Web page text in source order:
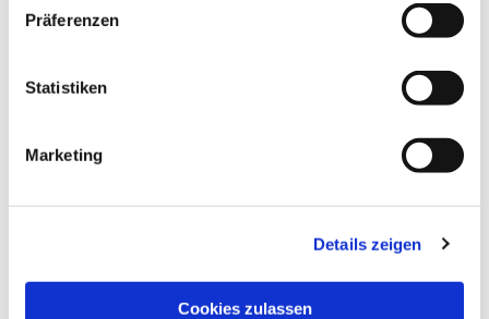
Präferenzen
Statistiken
Marketing
Details zeigen
Cookies zulassen